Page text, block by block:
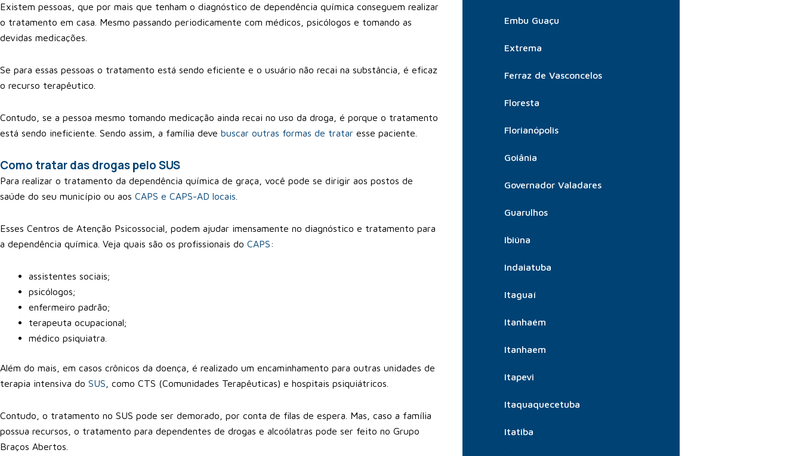
Existem pessoas, que por mais que tenham o diagnóstico de dependência química conseguem realizar
o tratamento em casa. Mesmo passando periodicamente com médicos, psicólogos e tomando as
devidas medicações.
Se para essas pessoas o tratamento está sendo eficiente e o usuário não recai na substância, é eficaz
o recurso terapêutico.
Contudo, se a pessoa mesmo tomando medicação ainda recai no uso da droga, é porque o tratamento
está sendo ineficiente. Sendo assim, a família deve buscar outras formas de tratar esse paciente.
Como tratar das drogas pelo SUS
Para realizar o tratamento da dependência química de graça, você pode se dirigir aos postos de
saúde do seu município ou aos CAPS e CAPS-AD locais
Esses Centros de Atenção Psicossocial, podem ajudar imensamente no diagnóstico e tratamento para
a dependência química. Veja quais são os profissionais do CAPS:
assistentes sociais;
psicólogos;
enfermeiro padrão;
terapeuta ocupacional;
médico psiquiatra.
Além do mais, em casos crônicos da doença, é realizado um encaminhamento para outras unidades de
terapia intensiva do SUS , como CTS (Comunidades Terapêuticas) e hospitais psiquiátricos.
Contudo, o tratamento no SUS pode ser demorado, por conta de filas de espera. Mas, caso a família
possua recursos, o tratamento para dependentes de drogas e alcoólatras pode ser feito no Grupo
Braços Abertos.
Embu Guaçu
Extrema
Ferraz de Vasconcelos
Floresta
Florianópolis
Goiânia
Governador Valadares
Guarulhos
Ibiúna
Indaiatuba
Itaguaí
Itanhaém
Itanhaem
Itapevi
Itaquaquecetuba
Itatiba